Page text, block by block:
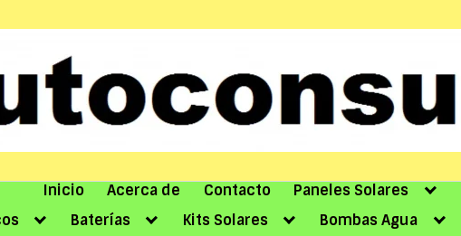
Inicio Acerca de Contacto Paneles Solares
Baterías Kits Solares Bombas Agua